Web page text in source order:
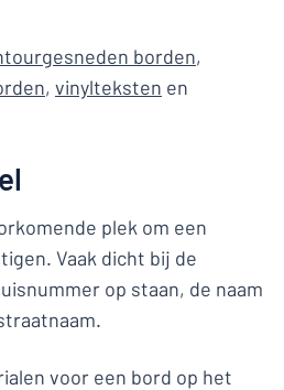
borden,
, vinylteksten en
plek om een
Vaak dicht bij de
op staan, de naam
voor een bord op het